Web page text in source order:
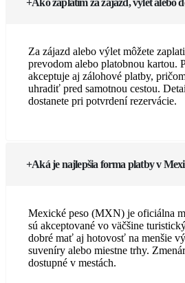
Ako zaplatím za zájazd, výlet alebo
Za zájazd alebo výlet môžete
prevodom alebo platobnou kartou.
akceptuje aj zálohové platby,
uhradiť pred samotnou cestou.
dostanete pri potvrdení rezervácie.
Aká je najlepšia forma platby v
Mexické peso (MXN) je oficiálna
sú akceptované vo väčšine
dobré mať aj hotovosť na menšie
suveníry alebo miestne trhy.
dostupné v mestách.